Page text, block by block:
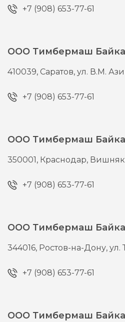
+7 (908) 653-77-61
ООО Тимбермаш
410039, Саратов,ул. В.М.
+7 (908) 653-77-61
ООО Тимбермаш
350001, Краснодар,
+7 (908) 653-77-61
ООО Тимбермаш
344016, Ростов-на-Дону,ул.
+7 (908) 653-77-61
ООО Тимбермаш